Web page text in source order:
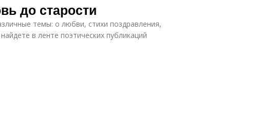
до старости
темы: о любви, стихи поздравления,
в ленте поэтических публикаций